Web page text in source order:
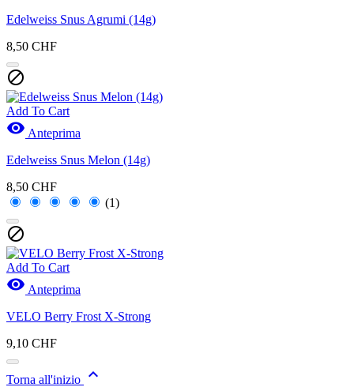
Edelweiss Snus Agrumi (14g)
8,50 CHF

Add To Cart
 Anteprima
Edelweiss Snus Melon (14g)
8,50 CHF
(1)

Add To Cart
 Anteprima
VELO Berry Frost X-Strong
9,10 CHF
Torna all'inizio 